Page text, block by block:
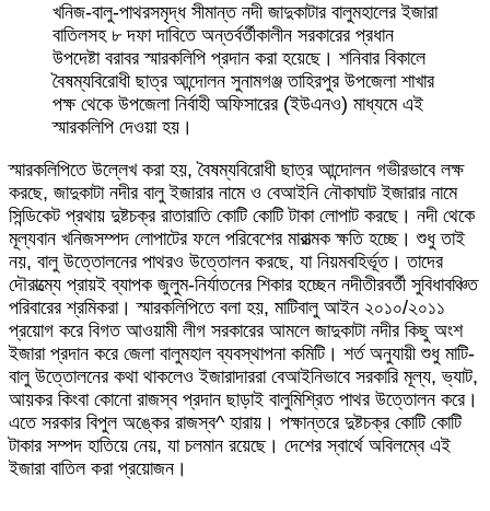
খনিজ-বালু-পাথরসমৃদ্ধ সীমান্ত নদী জাদুকাটার বালুমহালের ইজারা
বাতিলসহ ৮ দফা দাবিতে অন্তর্বর্তীকালীন সরকারের প্রধান
উপদেষ্টা বরাবর স্মারকলিপি প্রদান করা হয়েছে। শনিবার বিকালে
বৈষম্যবিরোধী ছাত্র আন্দোলন সুনামগঞ্জ তাহিরপুর উপজেলা শাখার
পক্ষ থেকে উপজেলা নির্বাহী অফিসারের (ইউএনও) মাধ্যমে এই
স্মারকলিপি দেওয়া হয়।
স্মারকলিপিতে উল্লেখ করা হয়, বৈষম্যবিরোধী ছাত্র আন্দোলন গভীরভাবে লক্ষ
করছে, জাদুকাটা নদীর বালু ইজারার নামে ও বেআইনি নৌকাঘাট ইজারার নামে
সিন্ডিকেট প্রথায় দুষ্টচক্র রাতারাতি কোটি কোটি টাকা লোপাট করছে। নদী থেকে
মূল্যবান খনিজসম্পদ লোপাটের ফলে পরিবেশের মারাত্মক ক্ষতি হচ্ছে। শুধু তাই
নয়, বালু উত্তোলনের পাথরও উত্তোলন করছে, যা নিয়মবহির্ভূত। তাদের
দৌরাত্ম্যে প্রায়ই ব্যাপক জুলুম-নির্যাতনের শিকার হচ্ছেন নদীতীরবর্তী সুবিধাবঞ্চিত
পরিবারের শ্রমিকরা। স্মারকলিপিতে বলা হয়, মাটিবালু আইন ২০১০/২০১১
প্রয়োগ করে বিগত আওয়ামী লীগ সরকারের আমলে জাদুকাটা নদীর কিছু অংশ
ইজারা প্রদান করে জেলা বালুমহাল ব্যবস্থাপনা কমিটি। শর্ত অনুযায়ী শুধু মাটি-
বালু উত্তোলনের কথা থাকলেও ইজারাদাররা বেআইনিভাবে সরকারি মূল্য, ভ্যাট,
আয়কর কিংবা কোনো রাজস্ব প্রদান ছাড়াই বালুমিশ্রিত পাথর উত্তোলন করে।
এতে সরকার বিপুল অঙ্কের রাজস্ব^ হারায়। পক্ষান্তরে দুষ্টচক্র কোটি কোটি
টাকার সম্পদ হাতিয়ে নেয়, যা চলমান রয়েছে। দেশের স্বার্থে অবিলম্বে এই
ইজারা বাতিল করা প্রয়োজন।